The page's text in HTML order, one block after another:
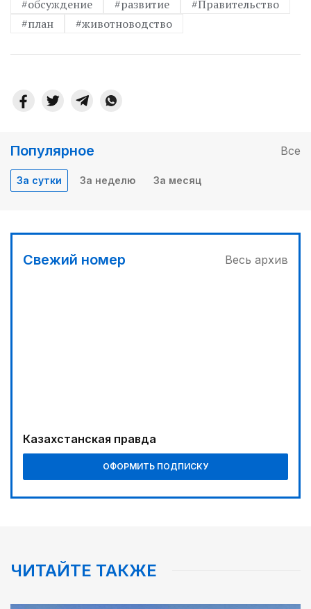
#обсуждение #развитие
#Правительство
#план
#животноводство
Популярное Все
За сутки За неделю За месяц
Свежий номер Весь архив
Казахстанская правда
ОФОРМИТЬ ПОДПИСКУ
ЧИТАЙТЕ ТАКЖЕ